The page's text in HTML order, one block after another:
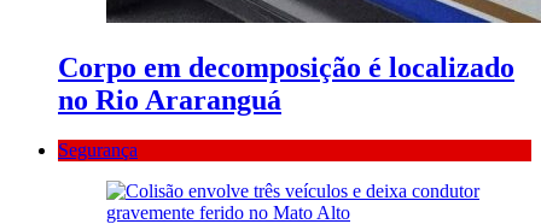
Corpo em decomposição é localizado
no Rio Araranguá
Segurança